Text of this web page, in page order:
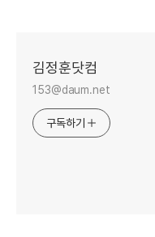
김정훈닷컴
153@daum.net
구독하기